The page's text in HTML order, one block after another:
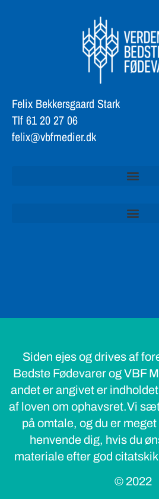
Tlf 61 20 27 06
felix@vbfmedier.dk
Bedste Fødevarer og VBF
andet er angivet er
af loven om ophavsret.Vi
på omtale, og du er
henvende dig, hvis du
materiale efter god